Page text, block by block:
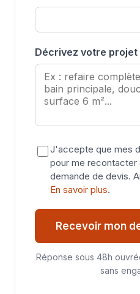
Décrivez votre projet
J'accepte que mes
pour me recontacter
demande de devis.
En savoir plus.
Recevoir mon
Réponse sous 48h
sans